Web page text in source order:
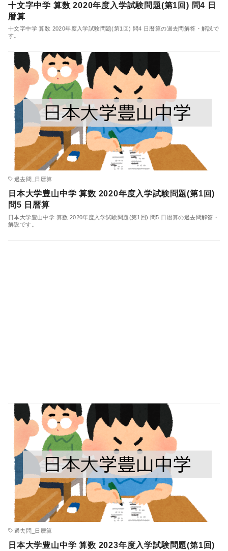
十文字中学 算数 2020年度入学試験問題(第1回) 問4 日
暦算
十文字中学 算数 2020年度入学試験問題(第1回) 問4 日暦算の過去問解答・解説で
す。
過去問_日暦算
日本大学豊山中学 算数 2020年度入学試験問題(第1回)
問5 日暦算
日本大学豊山中学 算数 2020年度入学試験問題(第1回) 問5 日暦算の過去問解答・
解説です。
過去問_日暦算
日本大学豊山中学 算数 2023年度入学試験問題(第1回)